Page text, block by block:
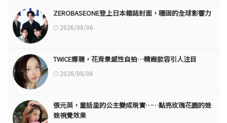
ZEROBASEONE登上日本雜誌封面，穩固的全球影響力
2026/08/06
TWICE娜璉，花背景感性自拍…精緻妝容引人注目
2026/08/06
張元英，童話里的公主變成現實……點亮玫瑰花園的娃
娃視覺效果